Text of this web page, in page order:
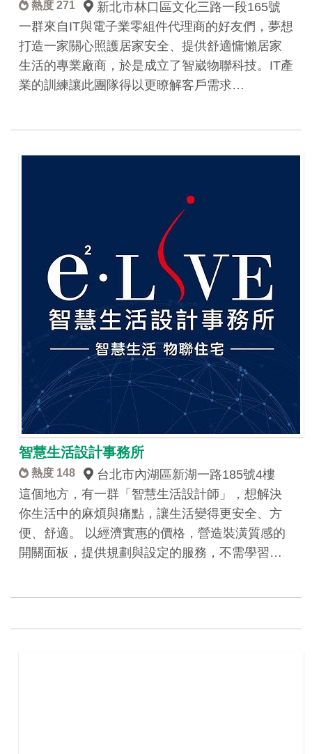
熱度 271
新北市林口區文化三路一段165號
一群來自IT與電子業零組件代理商的好友們，夢想
打造一家關心照護居家安全、提供舒適慵懶居家
生活的專業廠商，於是成立了智崴物聯科技。IT產
業的訓練讓此團隊得以更瞭解客戶需求…
智慧生活設計事務所
熱度 148
台北市內湖區新湖一路185號4樓
這個地方，有一群「智慧生活設計師」，想解決
你生活中的麻煩與痛點，讓生活變得更安全、方
便、舒適。 以經濟實惠的價格，營造裝潢質感的
開關面板，提供規劃與設定的服務，不需學習…